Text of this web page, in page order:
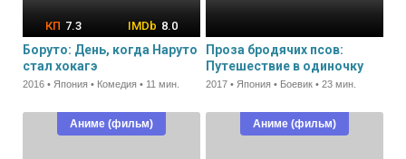
7.3 8.0
Боруто: День, когда Наруто
стал хокагэ
2016 • Япония • Комедия • 11 мин.
Проза бродячих псов:
Путешествие в одиночку
2017 • Япония • Боевик • 23 мин.
Аниме (фильм) Аниме (фильм)